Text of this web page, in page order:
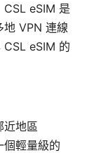
CSL eSIM 是
地 VPN 連線
eSIM 的
近地區
個輕量級的